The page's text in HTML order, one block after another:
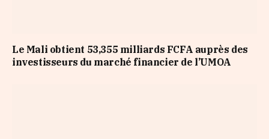
Le Mali obtient 53,355 milliards FCFA auprès des
investisseurs du marché financier de l’UMOA